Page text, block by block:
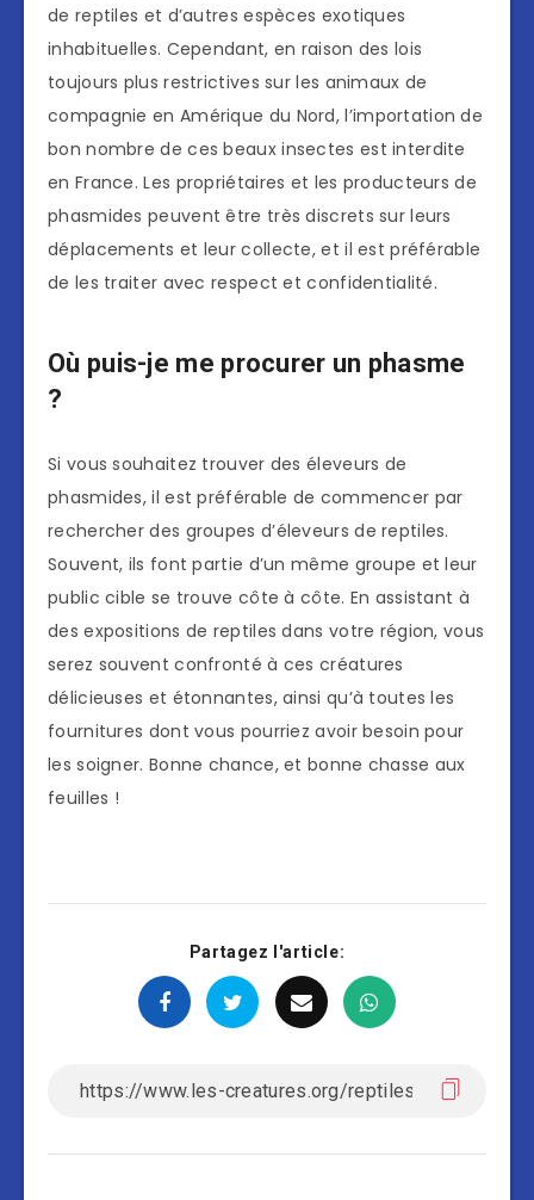
de reptiles et d’autres espèces exotiques
inhabituelles. Cependant, en raison des lois
toujours plus restrictives sur les animaux de
compagnie en Amérique du Nord, l’importation de
bon nombre de ces beaux insectes est interdite
en France. Les propriétaires et les producteurs de
phasmides peuvent être très discrets sur leurs
déplacements et leur collecte, et il est préférable
de les traiter avec respect et confidentialité.
Où puis-je me procurer un phasme
?
Si vous souhaitez trouver des éleveurs de
phasmides, il est préférable de commencer par
rechercher des groupes d’éleveurs de reptiles.
Souvent, ils font partie d’un même groupe et leur
public cible se trouve côte à côte. En assistant à
des expositions de reptiles dans votre région, vous
serez souvent confronté à ces créatures
délicieuses et étonnantes, ainsi qu’à toutes les
fournitures dont vous pourriez avoir besoin pour
les soigner. Bonne chance, et bonne chasse aux
feuilles !
Partagez l'article: